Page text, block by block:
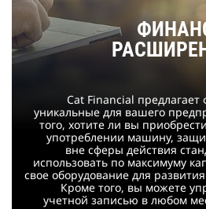
Cat Financial
уникальные для вашего
того, хотите ли вы
употреблении машину,
вне сферы действия
использовать по максимуму
свое оборудование для
Кроме того, вы можете
учетной записью в любом